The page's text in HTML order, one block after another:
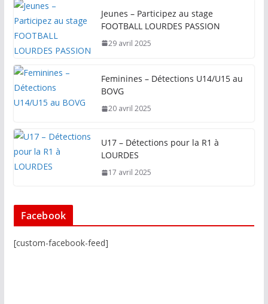
Jeunes – Participez au stage
FOOTBALL LOURDES PASSION
29 avril 2025
Feminines – Détections U14/U15 au
BOVG
20 avril 2025
U17 – Détections pour la R1 à
LOURDES
17 avril 2025
Facebook
[custom-facebook-feed]